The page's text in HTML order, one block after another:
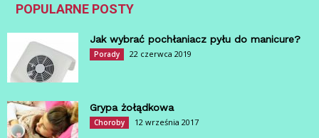
POPULARNE POSTY
Jak wybrać pochłaniacz pyłu do manicure?
Porady 22 czerwca 2019
Grypa żołądkowa
Choroby 12 września 2017